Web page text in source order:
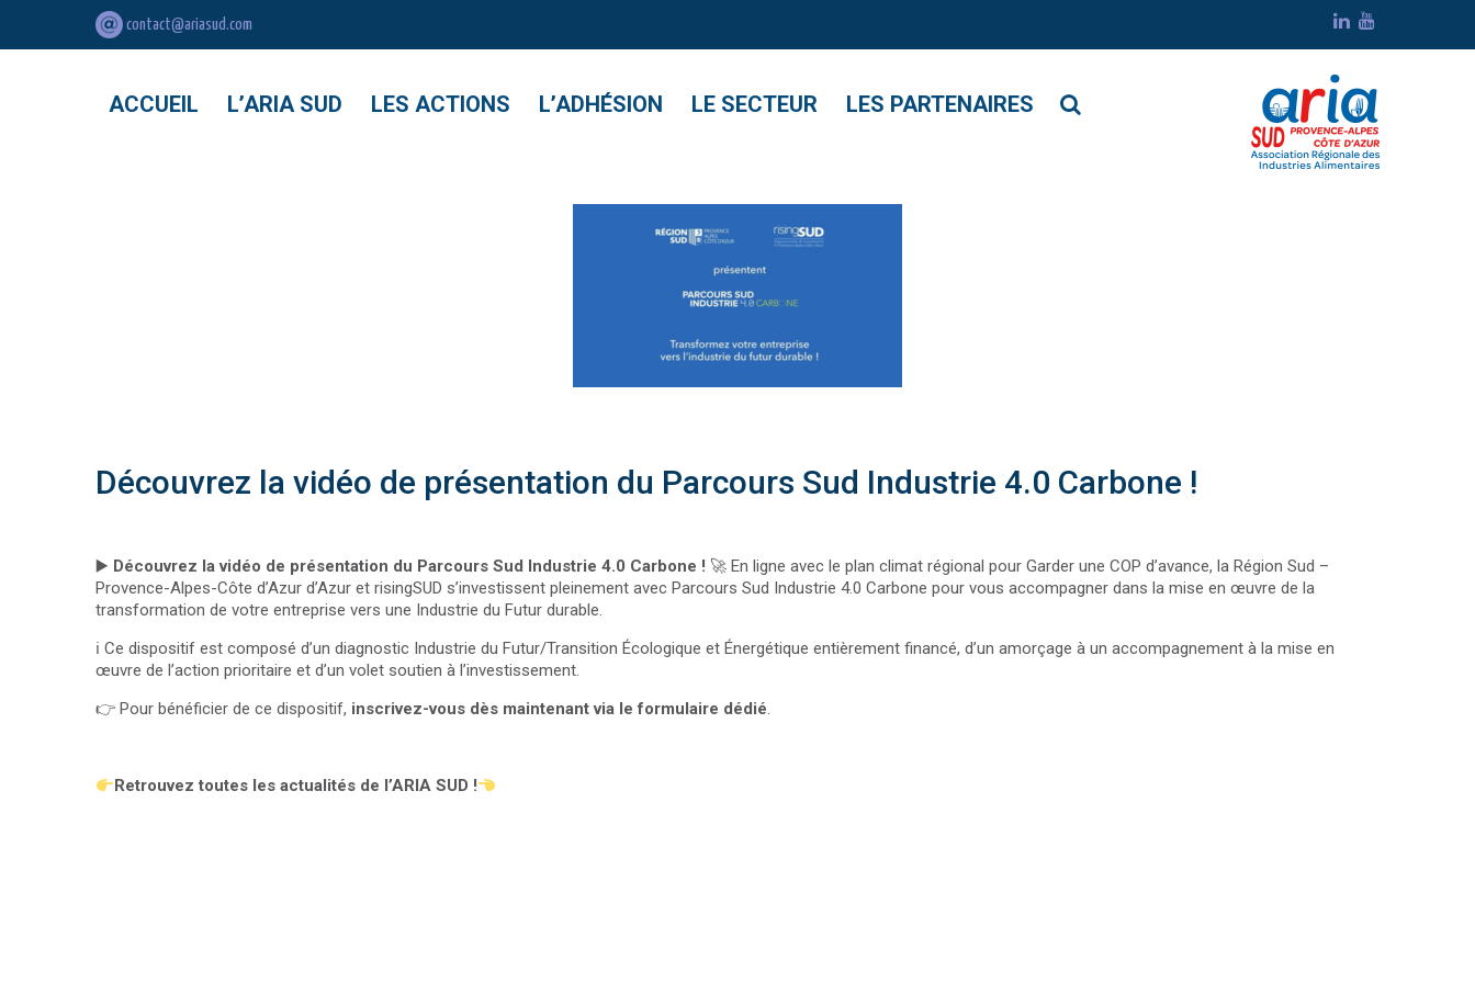
contact@ariasud.com
ACCUEIL L’ARIA SUD LES ACTIONS L’ADHÉSION LE SECTEUR LES PARTENAIRES
7 mars 2024
Découvrez la vidéo de présentation du Parcours Sud Industrie 4.0 Carbone !
▶️ Découvrez la vidéo de présentation du Parcours Sud Industrie 4.0 Carbone ! 🚀 En ligne avec le plan climat régional pour Garder une COP d’avance, la Région Sud –
Provence-Alpes-Côte d’Azur d’Azur et risingSUD s’investissent pleinement avec Parcours Sud Industrie 4.0 Carbone pour vous accompagner dans la mise en œuvre de la
transformation de votre entreprise vers une Industrie du Futur durable.
ℹ️ Ce dispositif est composé d’un diagnostic Industrie du Futur/Transition Écologique et Énergétique entièrement financé, d’un amorçage à un accompagnement à la mise en
œuvre de l’action prioritaire et d’un volet soutien à l’investissement.
👉 Pour bénéficier de ce dispositif, inscrivez-vous dès maintenant via le formulaire dédié.
Retrouvez toutes les actualités de l’ARIA SUD !